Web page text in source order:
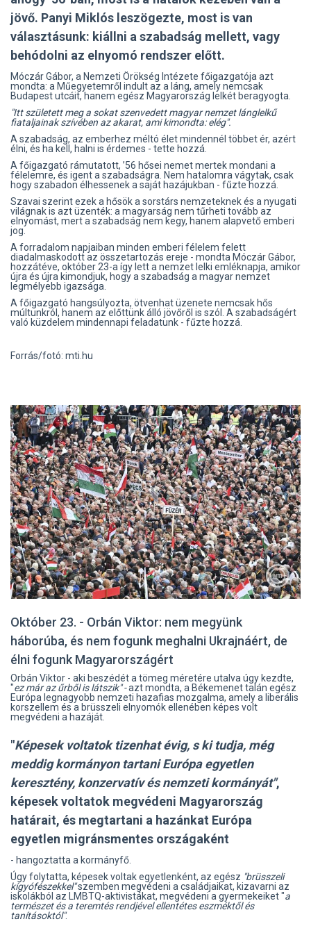
jövő. Panyi Miklós leszögezte, most is van
választásunk: kiállni a szabadság mellett, vagy
behódolni az elnyomó rendszer előtt.
Móczár Gábor, a Nemzeti Örökség Intézete főigazgatója azt
mondta: a Műegyetemről indult az a láng, amely nemcsak
Budapest utcáit, hanem egész Magyarország lelkét beragyogta.
"Itt született meg a sokat szenvedett magyar nemzet lánglelkű
fiataljainak szívében az akarat, ami kimondta: elég".
A szabadság, az emberhez méltó élet mindennél többet ér, azért
élni, és ha kell, halni is érdemes - tette hozzá.
A főigazgató rámutatott, ’56 hősei nemet mertek mondani a
félelemre, és igent a szabadságra. Nem hatalomra vágytak, csak
hogy szabadon élhessenek a saját hazájukban - fűzte hozzá.
Szavai szerint ezek a hősök a sorstárs nemzeteknek és a nyugati
világnak is azt üzenték: a magyarság nem tűrheti tovább az
elnyomást, mert a szabadság nem kegy, hanem alapvető emberi
jog.
A forradalom napjaiban minden emberi félelem felett
diadalmaskodott az összetartozás ereje - mondta Móczár Gábor,
hozzátéve, október 23-a így lett a nemzet lelki emléknapja, amikor
újra és újra kimondjuk, hogy a szabadság a magyar nemzet
legmélyebb igazsága.
A főigazgató hangsúlyozta, ötvenhat üzenete nemcsak hős
múltunkról, hanem az előttünk álló jövőről is szól. A szabadságért
való küzdelem mindennapi feladatunk - fűzte hozzá.
Forrás/fotó: mti.hu
Október 23. - Orbán Viktor: nem megyünk
háborúba, és nem fogunk meghalni Ukrajnáért, de
élni fogunk Magyarországért
Orbán Viktor - aki beszédét a tömeg méretére utalva úgy kezdte,
"ez már az űrből is látszik" -azt mondta, a Békemenet talán egész
Európa legnagyobb nemzeti hazafias mozgalma, amely a liberális
korszellem és a brüsszeli elnyomók ellenében képes volt
megvédeni a hazáját.
"Képesek voltatok tizenhat évig, s ki tudja, még
meddig kormányon tartani Európa egyetlen
keresztény, konzervatív és nemzeti kormányát",
képesek voltatok megvédeni Magyarország
határait, és megtartani a hazánkat Európa
egyetlen migránsmentes országaként
- hangoztatta a kormányfő.
Úgy folytatta, képesek voltak egyetlenként, az egész "brüsszeli
kígyófészekkel"szemben megvédeni a családjaikat, kizavarni az
iskolákból az LMBTQ-aktivistákat, megvédeni a gyermekeiket "a
természet és a teremtés rendjével ellentétes eszméktől és
tanításoktól".